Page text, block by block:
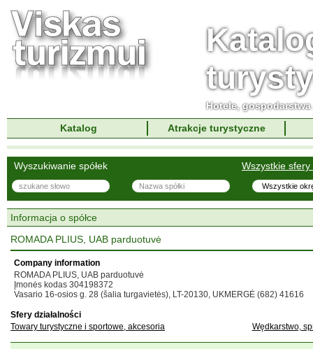
Hotele,
Katalog
Atrakcje turystyczne
Wszystkie sfery
Wyszukiwanie spółek
Informacja o spółce
ROMADA PLIUS, UAB parduotuvė
Company information
ROMADA PLIUS, UAB parduotuvė
Įmonės kodas 304198372
Vasario 16-osios g. 28 (šalia turgavietės), LT-20130, UKMERGĖ (682) 41616
Sfery działalności
Towary turystyczne i sportowe, akcesoria
Wędkarstwo,